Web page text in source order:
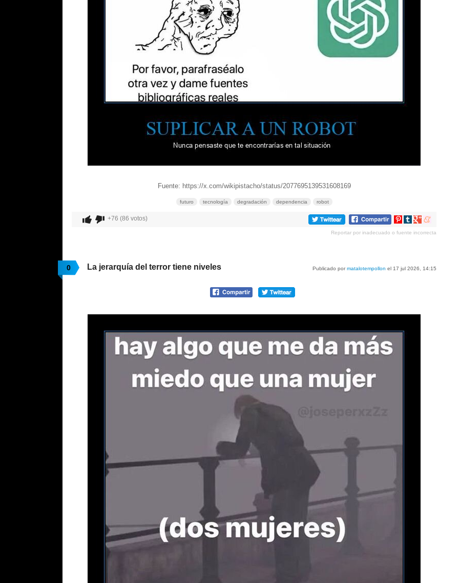
Fuente: https://x.com/wikipistacho/status/2077695139531608169
futuro tecnología degradación dependencia robot
+76 (86 votos)
Compartir
Pinterest
Compartir
tumblr
Compartir
Google+
Compartir
meneame
Reportar por inadecuado o fuente incorrecta
0 Publicado pormatalotempollon el 17 jul 2026, 14:15
La jerarquía del terror tiene niveles